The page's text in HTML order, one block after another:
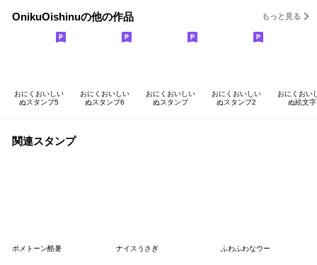
OnikuOishinuの他の作品 もっと見る
おにくおいしい
ぬスタンプ5
おにくおいしい
ぬスタンプ6
おにくおいしい
ぬスタンプ
おにくおいしい
ぬスタンプ2
おにくおい
ぬ絵文字
関連スタンプ
ポメトーン酷暑 ナイスうさぎ ふわふわなウー